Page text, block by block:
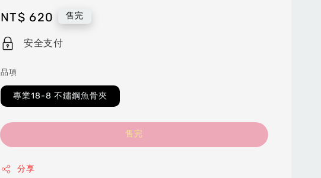
Regular
price
NT$ 620 售完
安全支付
品項
專業18-8 不鏽鋼魚骨夾
售完
分享